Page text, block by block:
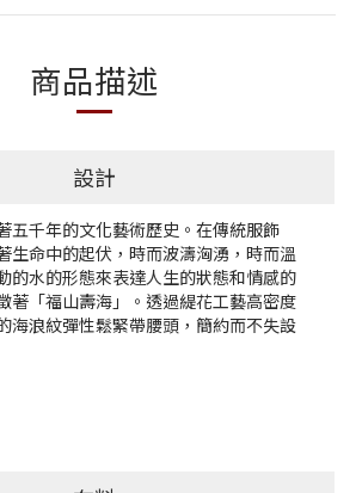
商品描述
設計
五千年的文化藝術歷史。在傳統服飾
生命中的起伏，時而波濤洶湧，時而溫
的水的形態來表達人生的狀態和情感的
著「福山壽海」。透過緹花工藝高密度
海浪紋彈性鬆緊帶腰頭，簡約而不失設